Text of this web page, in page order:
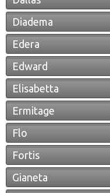
Diadema
Edera
Edward
Elisabetta
Ermitage
Flo
Fortis
Gianeta